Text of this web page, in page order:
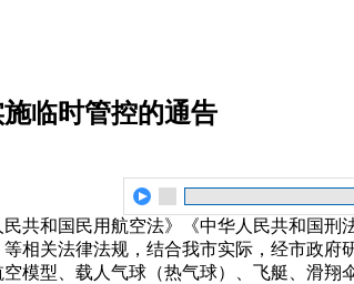
临时管控的通告
共和国民用航空法》《中华人民共和国
相关法律法规，结合我市实际，经市政府
模型、载人气球（热气球）、飞艇、滑